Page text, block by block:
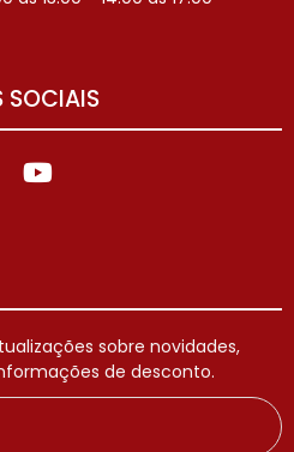
SOCIAIS
sobre novidades,
de desconto.